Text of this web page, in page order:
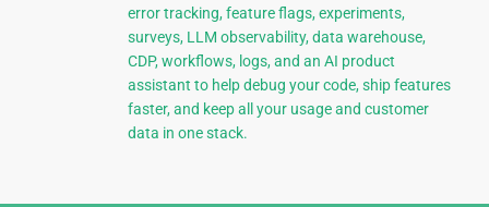
error tracking, feature flags, experiments,
surveys, LLM observability, data warehouse,
CDP, workflows, logs, and an AI product
assistant to help debug your code, ship features
faster, and keep all your usage and customer
data in one stack.